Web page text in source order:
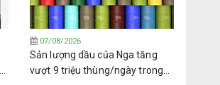
07/08/2026
Sản lượng dầu của Nga tăng
vượt 9 triệu thùng/ngày trong